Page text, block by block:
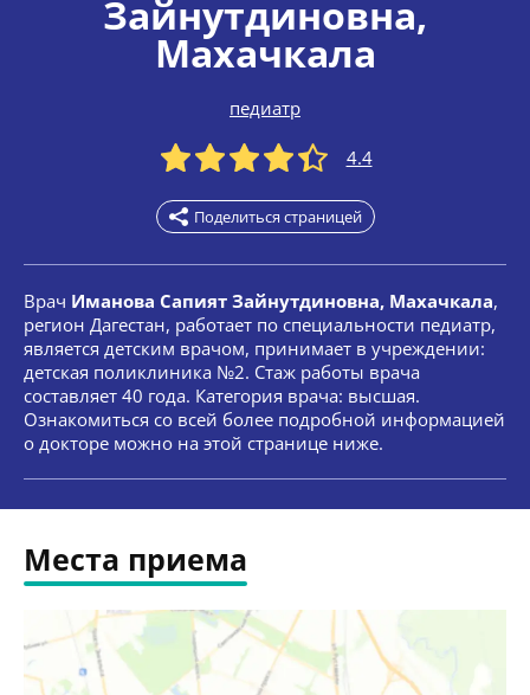
Зайнутдиновна,
Махачкала
педиатр
4.4
Поделиться страницей
Врач Иманова Сапият Зайнутдиновна, Махачкала,
регион Дагестан, работает по специальности педиатр,
является детским врачом, принимает в учреждении:
детская поликлиника №2. Стаж работы врача
составляет 40 года. Категория врача: высшая.
Ознакомиться со всей более подробной информацией
о докторе можно на этой странице ниже.
Места приема